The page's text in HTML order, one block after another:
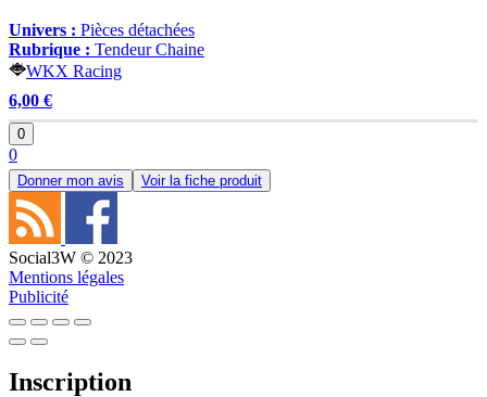
Univers : Pièces détachées
Rubrique : Tendeur Chaine
WKX Racing
6,00 €
0
0
Donner mon avis Voir la fiche produit
Social3W © 2023
Mentions légales
Publicité
Inscription